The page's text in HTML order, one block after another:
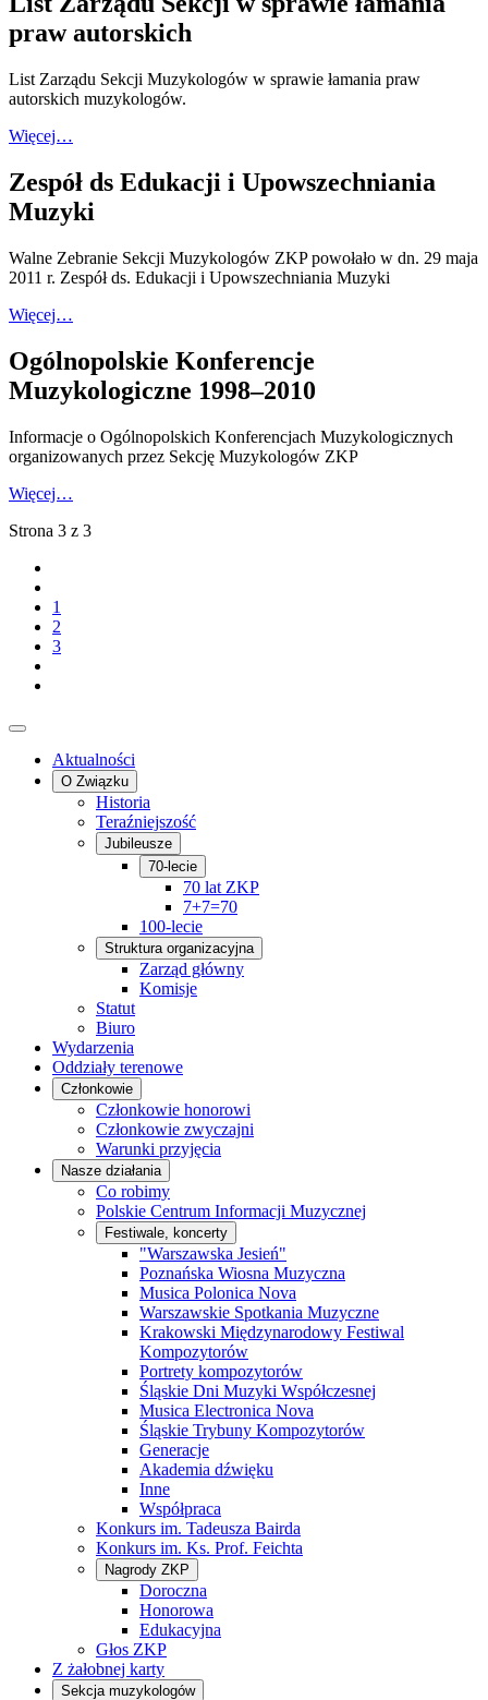
praw autorskich
List Zarządu Sekcji Muzykologów w sprawie łamania praw
autorskich muzykologów.
Więcej…
Zespół ds Edukacji i Upowszechniania
Muzyki
Walne Zebranie Sekcji Muzykologów ZKP powołało w dn. 29 maja
2011 r. Zespół ds. Edukacji i Upowszechniania Muzyki
Więcej…
Ogólnopolskie Konferencje
Muzykologiczne 1998–2010
Informacje o Ogólnopolskich Konferencjach Muzykologicznych
organizowanych przez Sekcję Muzykologów ZKP
Więcej…
Strona 3 z 3
1
2
3
Aktualności
O Związku
Historia
Teraźniejszość
Jubileusze
70-lecie
70 lat ZKP
7+7=70
100-lecie
Struktura organizacyjna
Zarząd główny
Komisje
Statut
Biuro
Wydarzenia
Oddziały terenowe
Członkowie
Członkowie honorowi
Członkowie zwyczajni
Warunki przyjęcia
Nasze działania
Co robimy
Polskie Centrum Informacji Muzycznej
Festiwale, koncerty
"Warszawska Jesień"
Poznańska Wiosna Muzyczna
Musica Polonica Nova
Warszawskie Spotkania Muzyczne
Krakowski Międzynarodowy Festiwal
Kompozytorów
Portrety kompozytorów
Śląskie Dni Muzyki Współczesnej
Musica Electronica Nova
Śląskie Trybuny Kompozytorów
Generacje
Akademia dźwięku
Inne
Współpraca
Konkurs im. Tadeusza Bairda
Konkurs im. Ks. Prof. Feichta
Nagrody ZKP
Doroczna
Honorowa
Edukacyjna
Głos ZKP
Z żałobnej karty
Sekcja muzykologów